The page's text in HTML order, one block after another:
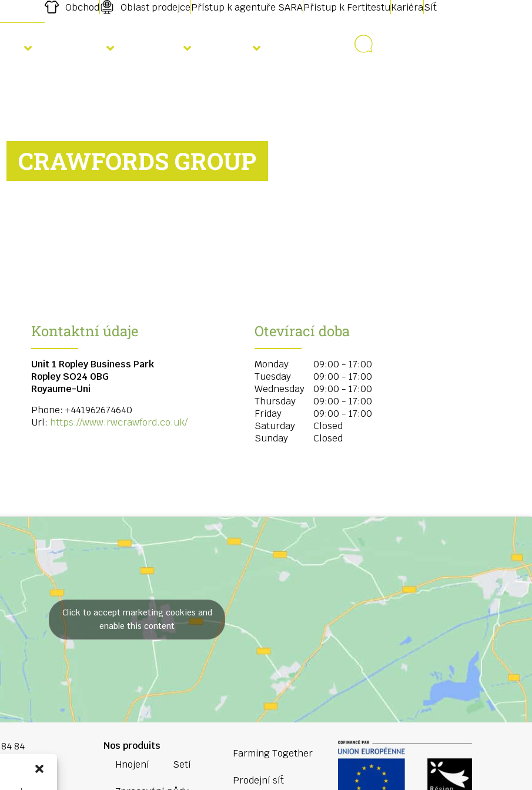
Obchod Oblast prodejcePřístup k agentuře SARAPřístup k FertitestuKariéraSíť
CRAWFORDS GROUP
Kontaktní údaje
Unit 1 Ropley Business Park
Ropley SO24 0BG
Royaume-Uni
Phone: +441962674640
Url: https://www.rwcrawford.co.uk/
Otevírací doba
Monday
09:00 - 17:00
Tuesday
09:00 - 17:00
Wednesday
09:00 - 17:00
Thursday
09:00 - 17:00
Friday
09:00 - 17:00
Saturday
Closed
Sunday
Closed
Click to accept marketing cookies and
enable this content
84
Nos produits
Hnojení
Setí
Farming Together
Prodejní síť